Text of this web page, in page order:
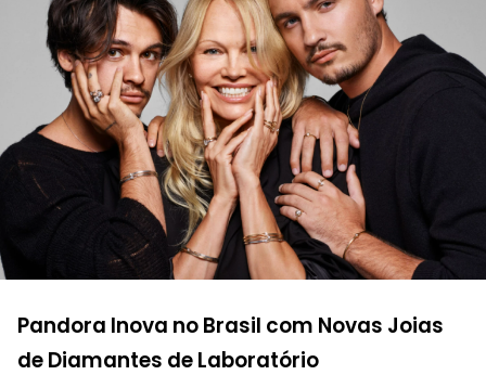
Pandora Inova no Brasil com Novas Joias
de Diamantes de Laboratório